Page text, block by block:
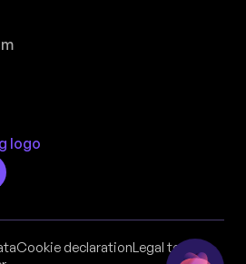
Cookie declarationLegal terms